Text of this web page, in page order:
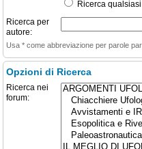
Ricerca
Ricerca per
autore:
Usa * come abbreviazione per parole
Opzioni di Ricerca
Ricerca nei
forum: